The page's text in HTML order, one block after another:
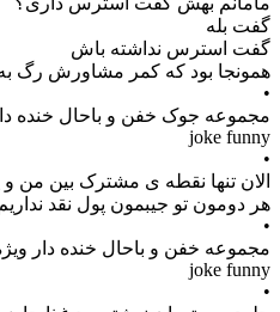
گفت بله
گفت استرس نداشته باش
همونجا بود که کمر مشاورش رگ
•
مجموعه جوک خفن و باحال خنده دار
joke funny
•
الان تنها نقطه ی مشترک بین من و
هر دومون تو جیبمون پول نقد
•
مجموعه خفن و باحال خنده دار ویژه
joke funny
•